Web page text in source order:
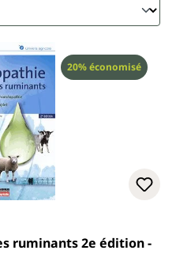
Réduction
20% économisé
ruminants 2e édition -